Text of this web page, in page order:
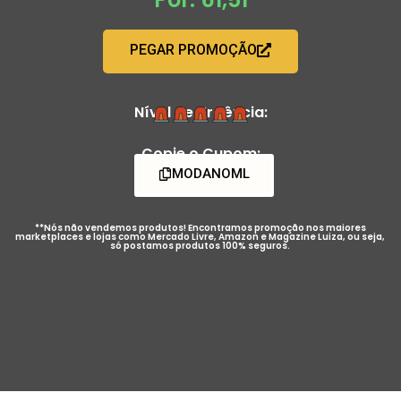
PEGAR PROMOÇÃO
Nível de Urgência:
Copie o Cupom:
MODANOML
**Nós não vendemos produtos! Encontramos promoção nos maiores
marketplaces e lojas como Mercado Livre, Amazon e Magazine Luiza, ou seja,
só postamos produtos 100% seguros.